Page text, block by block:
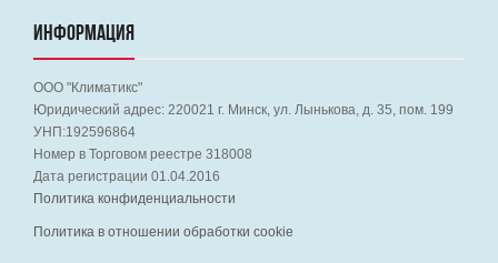
ИНФОРМАЦИЯ
ООО "Климатикс"
Юридический адрес: 220021 г. Минск, ул. Лынькова, д. 35, пом. 199
УНП:192596864
Номер в Торговом реестре 318008
Дата регистрации 01.04.2016
Политика конфиденциальности
Политика в отношении обработки cookie